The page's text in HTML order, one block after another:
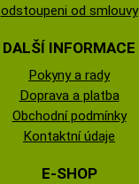
odstoupeni od smlouvy
DALŠÍ INFORMACE
Pokyny a rady
Doprava a platba
Obchodní podmínky
Kontaktní údaje
E-SHOP